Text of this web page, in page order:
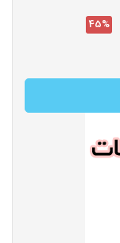
45%